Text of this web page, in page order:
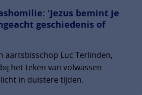
'Jezus bemint je
geschiedenis of
aartsbisschop Luc Terlinden,
het teken van volwassen
in duistere tijden.